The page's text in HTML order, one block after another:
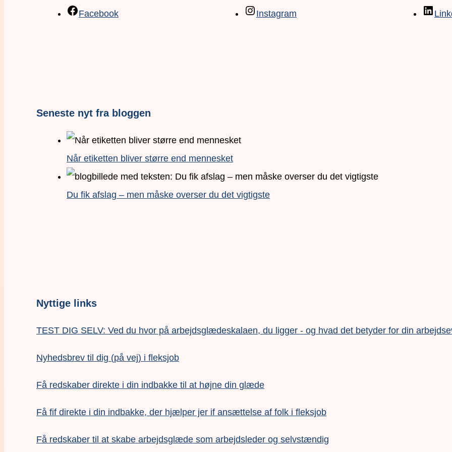
Facebook Instagram
Seneste nyt fra bloggen
Når etiketten bliver større end mennesket
Du fik afslag – men måske overser du det vigtigste
Nyttige links
TEST DIG SELV: Ved du hvor på arbejdsglædeskalaen, du ligger - og hvad det betyder for din
Nyhedsbrev til dig (på vej) i fleksjob
Få redskaber direkte i din indbakke til at højne din glæde
Få fif direkte i din indbakke, der hjælper jer if ansættelse af folk i fleksjob
Få redskaber til at skabe arbejdsglæde som arbejdsleder og selvstændig